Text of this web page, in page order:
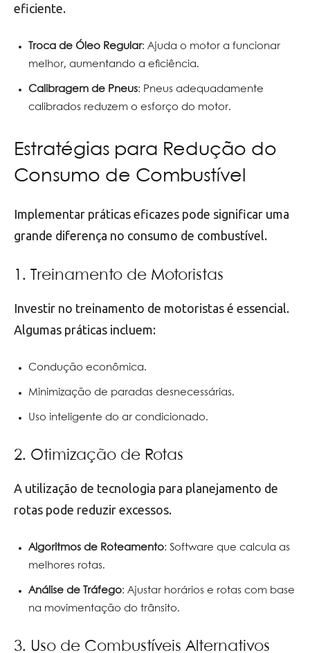
eficiente.
Troca de Óleo Regular: Ajuda o motor a funcionar
melhor, aumentando a eficiência.
Calibragem de Pneus: Pneus adequadamente
calibrados reduzem o esforço do motor.
Estratégias para Redução do
Consumo de Combustível
Implementar práticas eficazes pode significar uma
grande diferença no consumo de combustível.
1. Treinamento de Motoristas
Investir no treinamento de motoristas é essencial.
Algumas práticas incluem:
Condução econômica.
Minimização de paradas desnecessárias.
Uso inteligente do ar condicionado.
2. Otimização de Rotas
A utilização de tecnologia para planejamento de
rotas pode reduzir excessos.
Algoritmos de Roteamento: Software que calcula as
melhores rotas.
Análise de Tráfego: Ajustar horários e rotas com base
na movimentação do trânsito.
3. Uso de Combustíveis Alternativos